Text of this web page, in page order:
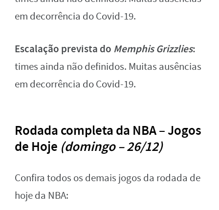
em decorrência do Covid-19.
Escalação prevista do Memphis Grizzlies:
times ainda não definidos. Muitas ausências
em decorrência do Covid-19.
Rodada completa da NBA – Jogos
de Hoje (domingo – 26/12)
Confira todos os demais jogos da rodada de
hoje da NBA: